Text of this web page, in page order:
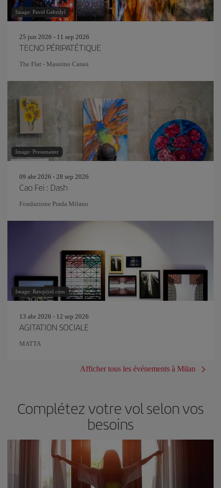
Image: Pavel Gabzdyl
25 jun 2026 - 11 sep 2026
TECNO PÉRIPATÉTIQUE
The Flat - Massimo Carasi
Image: Pressmaster
09 abr 2026 - 28 sep 2026
Cao Fei : Dash
Fondazione Prada Milano
Image: Rawpixel.com
13 abr 2026 - 12 sep 2026
AGITATION SOCIALE
MATTA
Afficher tous les événements à Milan
Complétez votre vol selon vos
besoins